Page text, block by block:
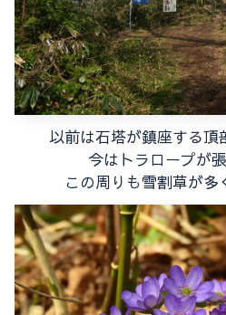
以前は石塔が鎮座する
今はトラロープが
この周りも雪割草が